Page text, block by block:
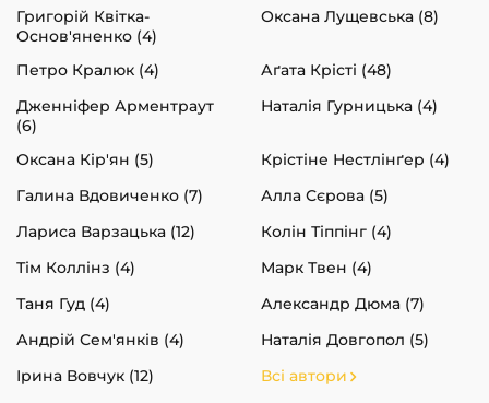
Григорій Квітка-
Основ'яненко (4)
Оксана Лущевська (8)
Петро Кралюк (4)
Аґата Крісті (48)
Дженніфер Арментраут
(6)
Наталія Гурницька (4)
Оксана Кір'ян (5)
Крістіне Нестлінґер (4)
Галина Вдовиченко (7)
Алла Сєрова (5)
Лариса Варзацька (12)
Колін Тіппінг (4)
Тім Коллінз (4)
Марк Твен (4)
Таня Гуд (4)
Александр Дюма (7)
Андрій Сем'янків (4)
Наталія Довгопол (5)
Ірина Вовчук (12)
Всі автори